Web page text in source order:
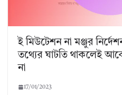
ই মিউটেশন না মঞ্জুর
তথ্যের ঘাটতি থাকলেই
না
17/01/2023